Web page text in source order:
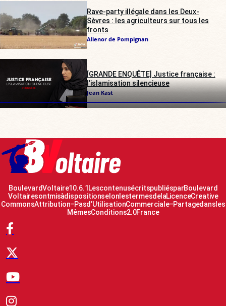
Rave-party illégale dans les Deux-
Sèvres : les agriculteurs sur tous les
fronts
Alienor de Pompignan
[GRANDE ENQUÊTE] Justice française :
l’islamisation silencieuse
Jean Kast
Boulevard Voltaire 10.6.1 Les contenus écrits publiés par Boulevard
Voltaire sont mis à disposition selon les termes de la Licence Creative
Commons Attribution – Pas d’Utilisation Commerciale – Partage dans les
Mêmes Conditions 2.0 France